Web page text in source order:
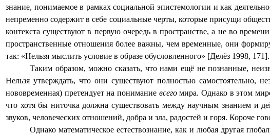
знание, понимаемое в рамках социальной эпистемологии и как
непременно содержит в себе социальные черты, которые присущи
контекста существуют в первую очередь в пространстве, а не во
пространственные отношения более важны, чем временные, они
так: «Нельзя мыслить условие в образе обусловленного» [Делёз 1998, 171].
Таким образом, можно сказать, что нами ещё не познанные,
Нельзя утверждать, что они существуют полностью самостоятельно,
нововременная) претендует на понимание всегомира. Однако в этом
что хотя бы ниточка должна существовать между научным знанием и
звуков, человеческих отношений, добра и зла, радостей и горя. Короче
Однако математическое естествознание, как и любая другая